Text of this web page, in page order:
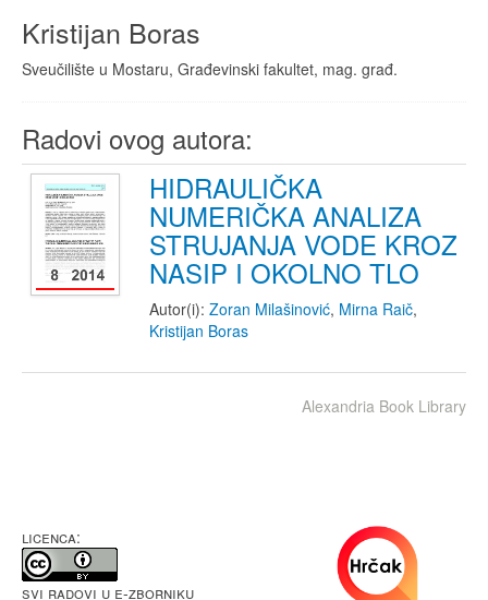
Kristijan Boras
Sveučilište u Mostaru, Građevinski fakultet, mag. građ.
Radovi ovog autora:
HIDRAULIČKA
NUMERIČKA ANALIZA
STRUJANJA VODE KROZ
NASIP I OKOLNO TLO
Autor(i): Zoran Milašinović, Mirna Raič,
Kristijan Boras
Alexandria Book Library
LICENCA:
Svi radovi u e-Zborniku